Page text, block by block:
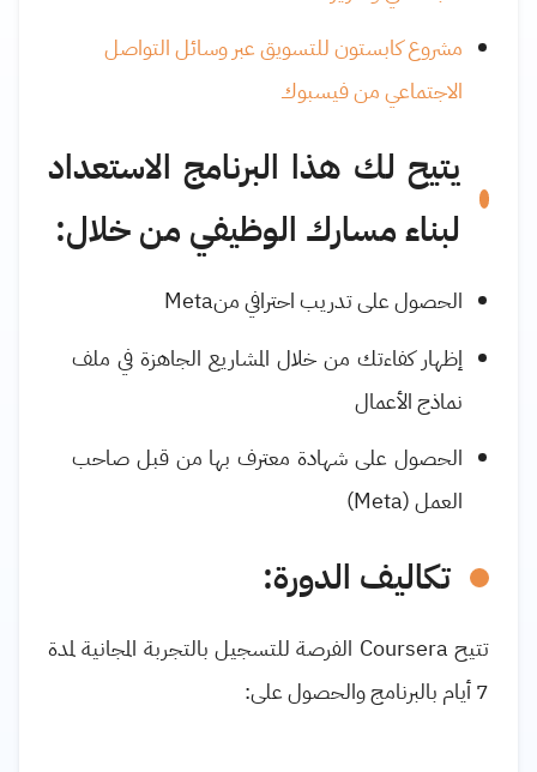
مشروع كابستون للتسويق عبر وسائل التواصل
الاجتماعي من فيسبوك
يتيح لك هذا البرنامج الاستعداد
لبناء مسارك الوظيفي من خلال:
الحصول على تدريب احترافي منMeta
إظهار كفاءتك من خلال المشاريع الجاهزة في ملف
نماذج الأعمال
الحصول على شهادة معترف بها من قبل صاحب
العمل (Meta
)
تكاليف الدورة:
تتيح Coursera الفرصة للتسجيل بالتجربة المجانية لمدة
7 أيام بالبرنامج والحصول على: